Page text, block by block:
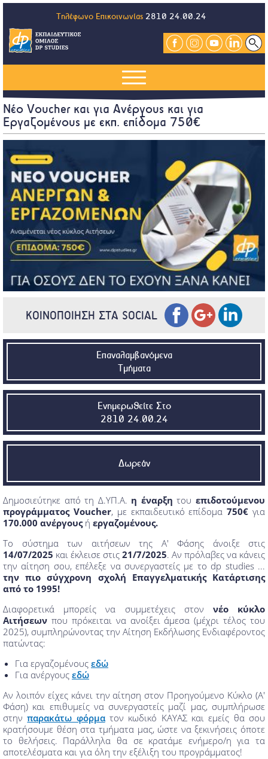
Τηλέφωνο Επικοινωνίας 2810 24.00.24
Νέο Voucher και για Ανέργους και για
Εργαζομένους με εκπ. επίδομα 750€
ΚΟΙΝΟΠΟΙΗΣΗ ΣΤΑ SOCIAL
Επαναλαμβανόμενα
Τμήματα
Ενημερωθείτε Στο
2810 24.00.24
Δωρεάν
Δημοσιεύτηκε από τη Δ.ΥΠ.Α. η έναρξη τουεπιδοτούμενου
προγράμματος Voucher, με εκπαιδευτικό επίδομα750€ για
170.000 ανέργους ή εργαζομένους.
Το σύστημα των αιτήσεων της Α' Φάσης άνοιξε στις
14/07/2025 και έκλεισε στις 21/7/2025. Αν πρόλαβες να κάνεις
την αίτηση σου, επέλεξε να συνεργαστείς με το dp studies ...
την πιο σύγχρονη σχολή Επαγγελματικής Κατάρτισης
από το 1995!
Διαφορετικά μπορείς να συμμετέχεις στον νέο κύκλο
Αιτήσεων που πρόκειται να ανοίξει άμεσα (μέχρι τέλος του
2025), συμπληρώνοντας την Αίτηση Εκδήλωσης Ενδιαφέροντος
πατώντας:
Για εργαζομένους εδώ
Για ανέργους εδώ
Αν λοιπόν είχες κάνει την αίτηση στον Προηγούμενο Κύκλο (Α'
Φάση) και επιθυμείς να συνεργαστείς μαζί μας, συμπλήρωσε
στηνπαρακάτω φόρματον κωδικό ΚΑΥΑΣ και εμείς θα σου
κρατήσουμε θέση στα τμήματα μας, ώστε να ξεκινήσεις όποτε
το θελήσεις. Παράλληλα θα σε κρατάμε ενήμερο/η για τα
αποτελέσματα και για όλη την εξέλιξη του προγράμματος!